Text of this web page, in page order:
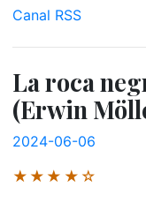
Canal RSS
La roca
(Erwin
2024-06-06
★★★★☆